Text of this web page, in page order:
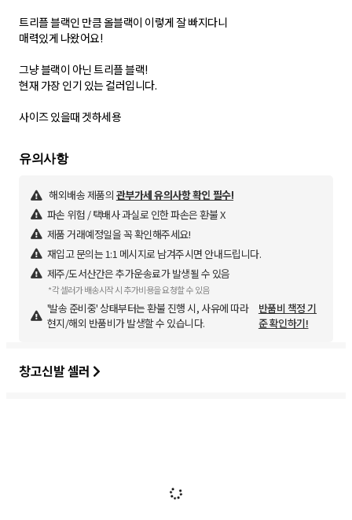
트리플 블랙인 만큼 올블랙이 이렇게 잘 빠지다니
매력있게 나왔어요!
그냥 블랙이 아닌 트리플 블랙!
현재 가장 인기 있는 컬러입니다.
사이즈 있을때 겟하세용
유의사항
해외배송 제품의 관부가세 유의사항 확인 필수!
파손 위험 / 택배사 과실로 인한 파손은 환불 X
제품 거래예정일을 꼭 확인해주세요!
재입고 문의는 1:1 메시지로 남겨주시면 안내드립니다.
제주/도서산간은 추가운송료가 발생될 수 있음
*각 셀러가 배송시작 시 추가비용을 요청할 수 있음
'발송 준비중' 상태부터는 환불 진행 시, 사유에 따라
현지/해외 반품비가 발생할 수 있습니다.
반품비 책정 기
준 확인하기!
창고신발 셀러